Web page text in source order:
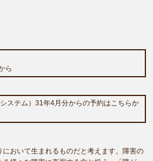
ら
ステム）31年4月分からの予約はこちらか
おいて生まれるものだと考えます。障害の